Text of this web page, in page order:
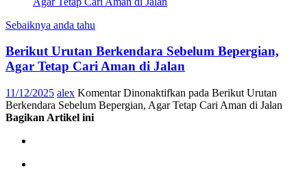
Sebaiknya anda tahu
Berikut Urutan Berkendara Sebelum Bepergian,
Agar Tetap Cari Aman di Jalan
11/12/2025 alex Komentar Dinonaktifkan pada Berikut Urutan
Berkendara Sebelum Bepergian, Agar Tetap Cari Aman di Jalan
Bagikan Artikel ini